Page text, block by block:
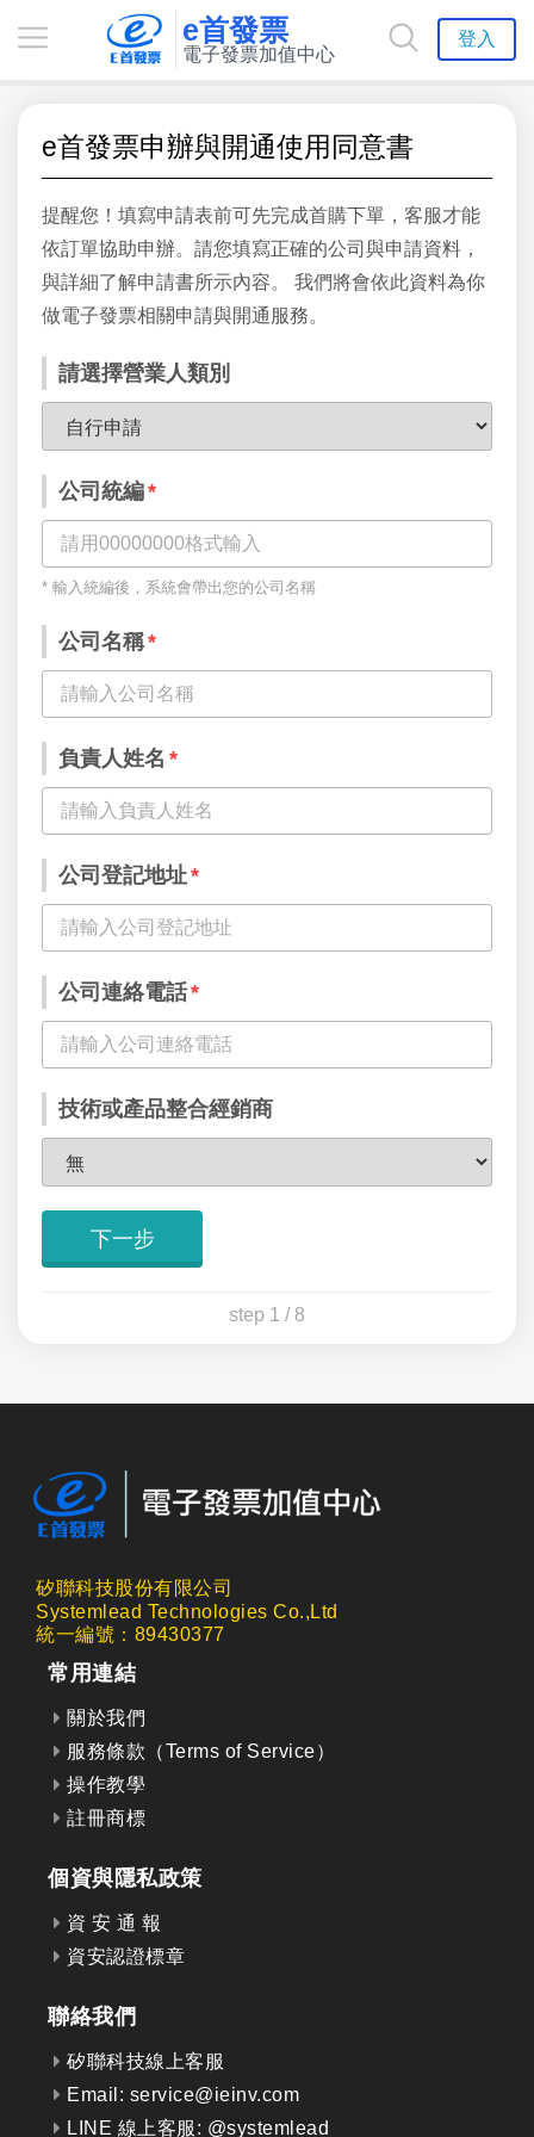
e首發票
電子發票加值中心
登入
e首發票申辦與開通使用同意書
提醒您！填寫申請表前可先完成首購下單，客服才能
依訂單協助申辦。請您填寫正確的公司與申請資料，
與詳細了解申請書所示內容。 我們將會依此資料為你
做電子發票相關申請與開通服務。
請選擇營業人類別
公司統編*
* 輸入統編後，系統會帶出您的公司名稱
公司名稱*
負責人姓名 *
公司登記地址*
公司連絡電話*
技術或產品整合經銷商
下一步
step 1 / 8
矽聯科技股份有限公司
Systemlead Technologies Co.,Ltd
統一編號：89430377
常用連結
關於我們
服務條款（Terms of Service）
操作教學
註冊商標
個資與隱私政策
資 安 通 報
資安認證標章
聯絡我們
矽聯科技線上客服
Email: service@ieinv.com
LINE 線上客服: @systemlead